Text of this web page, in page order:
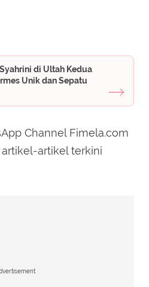
di Ultah Kedua
Unik dan Sepatu
Channel Fimela.com
artikel terkini